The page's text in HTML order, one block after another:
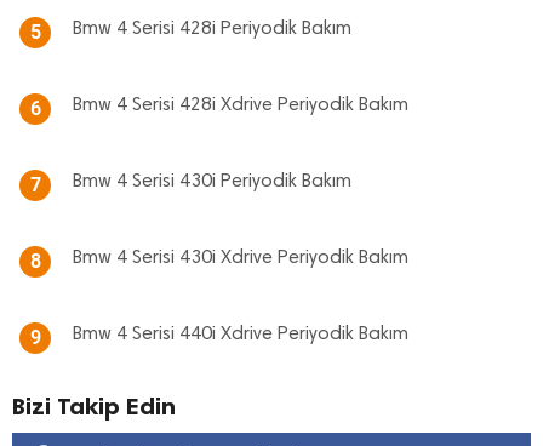
5 Bmw 4 Serisi 428i Periyodik Bakım
6 Bmw 4 Serisi 428i Xdrive Periyodik Bakım
7 Bmw 4 Serisi 430i Periyodik Bakım
8 Bmw 4 Serisi 430i Xdrive Periyodik Bakım
9 Bmw 4 Serisi 440i Xdrive Periyodik Bakım
Bizi Takip Edin